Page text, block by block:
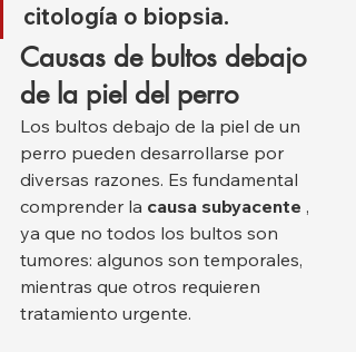
citología o biopsia.
Causas de bultos debajo
de la piel del perro
Los bultos debajo de la piel de un
perro pueden desarrollarse por
diversas razones. Es fundamental
comprender la causa subyacente ,
ya que no todos los bultos son
tumores: algunos son temporales,
mientras que otros requieren
tratamiento urgente.